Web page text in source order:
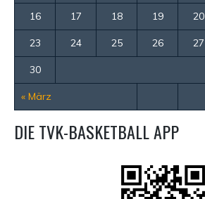
« März
16 17 18 19 20
23 24 25 26 27
30
DIE TVK-BASKETBALL APP